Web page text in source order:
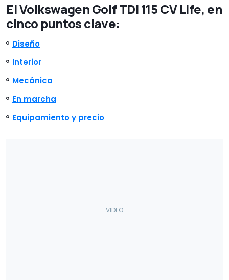
El Volkswagen Golf TDI 115 CV Life, en
cinco puntos clave:
Diseño
Interior
Mecánica
En marcha
Equipamiento y precio